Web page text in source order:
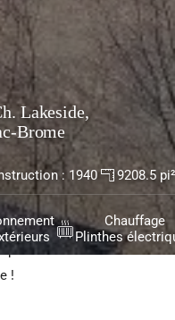
Lakeside,
Brome
: 1940 9208.5 pi²
Chauffage
Plinthes
coeur des Cantons-de-
(anciennement
pi² avec accès direct au
à court terme
plein air Investissement
!